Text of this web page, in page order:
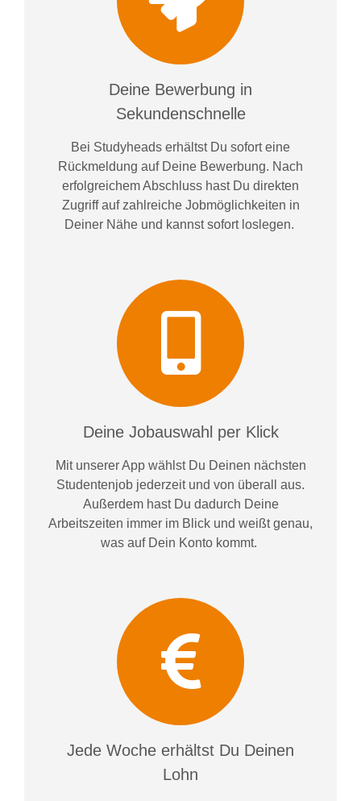
Deine Bewerbung in
Sekundenschnelle
Bei Studyheads erhältst Du sofort eine
Rückmeldung auf Deine Bewerbung. Nach
erfolgreichem Abschluss hast Du direkten
Zugriff auf zahlreiche Jobmöglichkeiten in
Deiner Nähe und kannst sofort loslegen.
Deine Jobauswahl per Klick
Mit unserer App wählst Du Deinen nächsten
Studentenjob jederzeit und von überall aus.
Außerdem hast Du dadurch Deine
Arbeitszeiten immer im Blick und weißtgenau,
was auf Dein Konto kommt.
Jede Woche erhältst Du Deinen
Lohn